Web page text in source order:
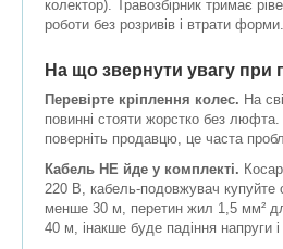
колектор). Травозбірник тримає
роботи без розривів і втрати форми.
На що звернути увагу при
Перевірте кріплення колес. На
повинні стояти жорстко без
поверніть продавцю, це часта
Кабель НЕ йде у комплекті.
220 В, кабель-подовжувач купуйте
менше 30 м, перетин жил 1,5 мм²
40 м, інакше буде падіння напруги